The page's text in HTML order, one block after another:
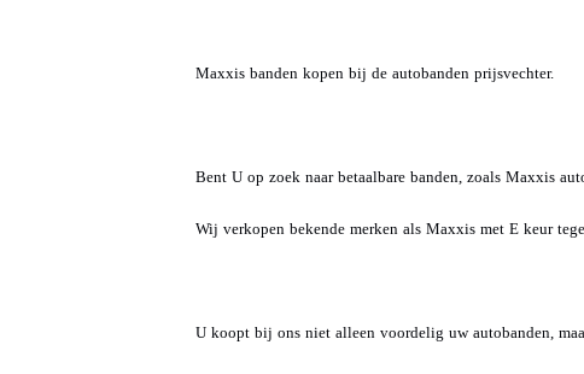
Maxxis banden kopen bij de autobanden prijsvechter.
Bent U op zoek naar betaalbare banden, zoals Maxxis
Wij verkopen bekende merken als Maxxis met E keur
U koopt bij ons niet alleen voordelig uw autobanden,